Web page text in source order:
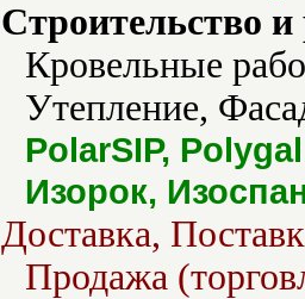
Строительство
Кровельные
Утепление,
PolarSIP,
Изорок,
Доставка,
Продажа